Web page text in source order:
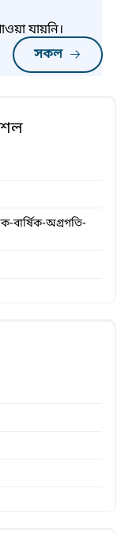
সকল
যায়নি।
বার্ষিক-অগ্রগতি-